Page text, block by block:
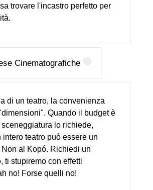
trovare l'incastro perfetto per
Cinematografiche
di un teatro, la convenienza
Quando il budget è
sceneggiatura lo richiede,
intero teatro può essere un
Non al Kopó. Richiedi un
ti stupiremo con effetti
no! Forse quelli no!